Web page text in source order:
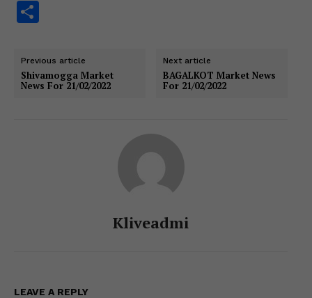
s
A
p
e
b
o
dI
n
er
gr
a
m
er
Li
ar
e
Previous article
Shivamogga Market
News For 21/02/2022
Next article
BAGALKOT Market News
For 21/02/2022
Kliveadmi
LEAVE A REPLY